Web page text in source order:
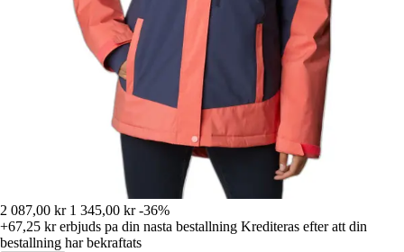
2 087,00 kr 1 345,00 kr -36%
+67,25 krerbjuds pa din nasta bestallning Krediteras efter att din
bestallning har bekraftats